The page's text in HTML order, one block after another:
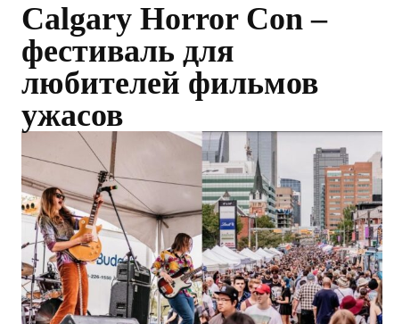
Calgary Horror Con –
фестиваль для
любителей фильмов
ужасов